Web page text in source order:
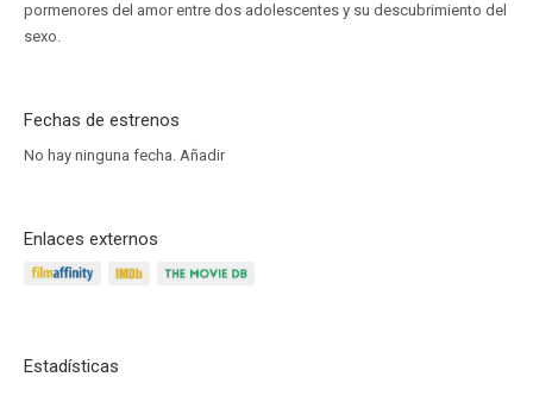
pormenores del amor entre dos adolescentes y su descubrimiento del
sexo.
Fechas de estrenos
No hay ninguna fecha. Añadir
Enlaces externos
Estadísticas